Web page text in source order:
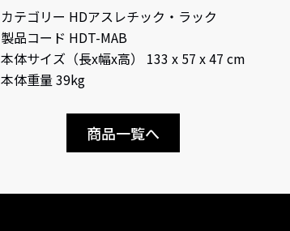
カテゴリー HDアスレチック・ラック
製品コード HDT-MAB
本体サイズ（長x幅x高） 133 x 57 x 47 cm
本体重量 39kg
商品一覧へ